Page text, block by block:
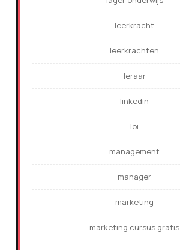
leerkracht
leerkrachten
leraar
linkedin
loi
management
manager
marketing
marketing cursus gratis